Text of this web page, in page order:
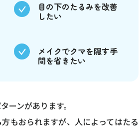
目の下のたるみを改善
したい
メイクでクマを隠す手
間を省きたい
ーンがあります。
もおられますが、人によってはたる